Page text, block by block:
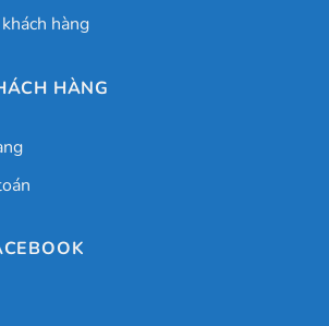
hàng
HÀNG